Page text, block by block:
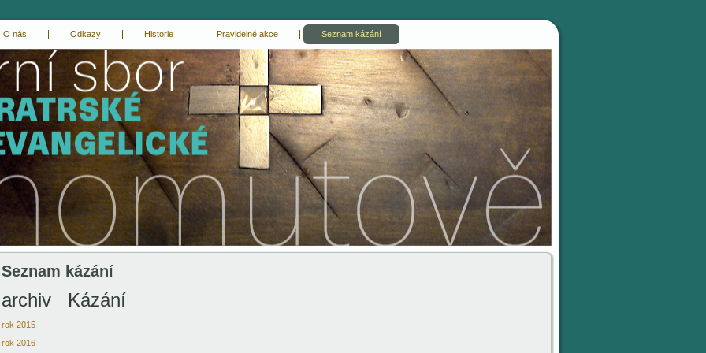
O nás Odkazy Historie Pravidelné akce Seznam kázání
Seznam kázání
archiv Kázání
rok 2015
rok 2016